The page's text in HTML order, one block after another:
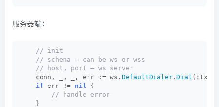
服务器端：
// init
// schema – can be ws or wss
// host, port – ws server
    conn, _, _, err := ws.
DefaultDialer . Dial ( ctx,
if err != nil
{
// handle error
}